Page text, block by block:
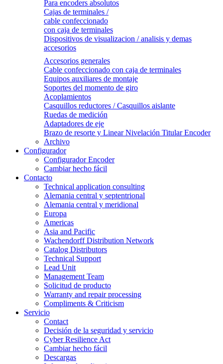
Para encoders absolutos
Cajas de terminales /
cable confeccionado
con caja de terminales
Dispositivos de visualizacion / analisis y demas
accesorios
Accesorios generales
Cable confeccionado con caja de terminales
Equipos auxiliares de montaje
Soportes del momento de giro
Acoplamientos
Casquillos reductores / Casquillos aislante
Ruedas de medición
Adaptadores de eje
Brazo de resorte y Linear Nivelación Titular Encoder
Archivo
Configurador
Configurador Encoder
Cambiar hecho fácil
Contacto
Technical application consulting
Alemania central y septentrional
Alemania central y meridional
Europa
Americas
Asia and Pacific
Wachendorff Distribution Network
Catalog Distributors
Technical Support
Lead Unit
Management Team
Solicitud de producto
Warranty and repair processing
Compliments & Criticism
Servicio
Contact
Decisión de la seguridad y servicio
Cyber Resilience Act
Cambiar hecho fácil
Descargas